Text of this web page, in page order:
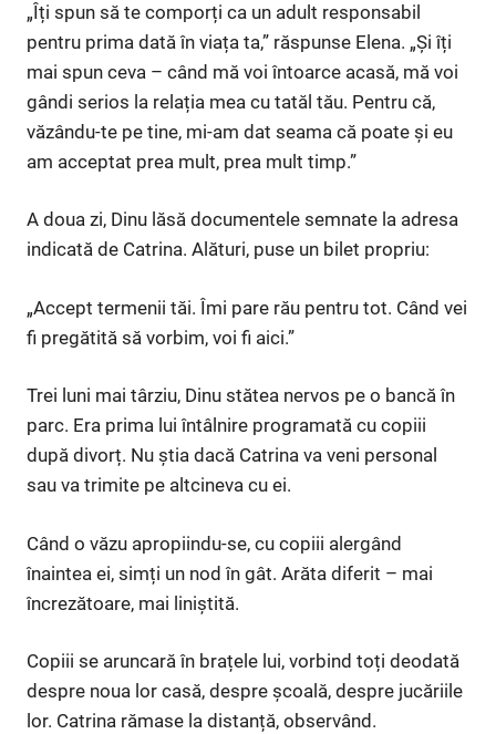
„Îți spun să te comporți ca un adult responsabil
pentru prima dată în viața ta,” răspunse Elena. „Și îți
mai spun ceva – când mă voi întoarce acasă, mă voi
gândi serios la relația mea cu tatăl tău. Pentru că,
văzându-te pe tine, mi-am dat seama că poate și eu
am acceptat prea mult, prea mult timp.”
A doua zi, Dinu lăsă documentele semnate la adresa
indicată de Catrina. Alături, puse un bilet propriu:
„Accept termenii tăi. Îmi pare rău pentru tot. Când vei
fi pregătită să vorbim, voi fi aici.”
Trei luni mai târziu, Dinu stătea nervos pe o bancă în
parc. Era prima lui întâlnire programată cu copiii
după divorț. Nu știa dacă Catrina va veni personal
sau va trimite pe altcineva cu ei.
Când o văzu apropiindu-se, cu copiii alergând
înaintea ei, simți un nod în gât. Arăta diferit – mai
încrezătoare, mai liniștită.
Copiii se aruncară în brațele lui, vorbind toți deodată
despre noua lor casă, despre școală, despre jucăriile
lor. Catrina rămase la distanță, observând.